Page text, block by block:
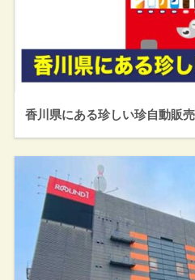
香川県にある珍しい珍自動販